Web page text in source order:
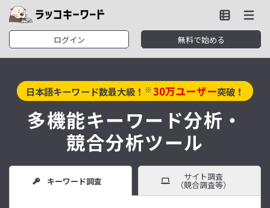
ログイン 無料で始める
日本語キーワード数最大級！ ※30万ユーザー突破！
多機能キーワード分析・
競合分析ツール
キーワード調査 サイト調査
（競合調査等）